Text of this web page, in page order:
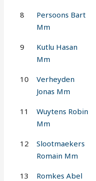
8
Persoons Bart
Mm
9
Kutlu Hasan
Mm
10
Verheyden
Jonas Mm
11
Wuytens Robin
Mm
12
Slootmaekers
Romain Mm
13
Romkes Abel